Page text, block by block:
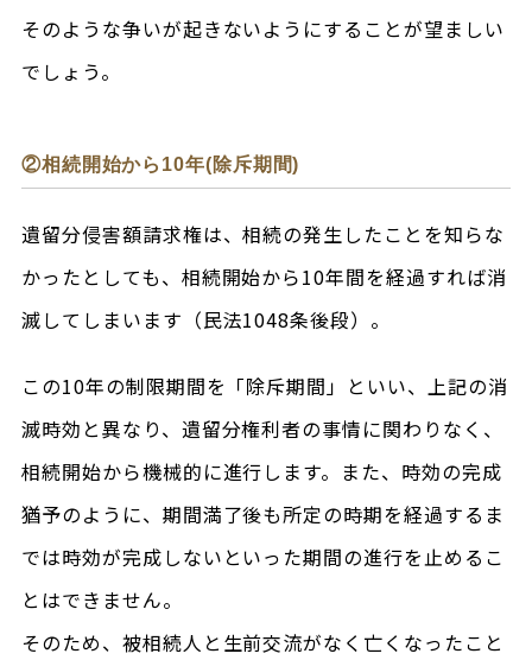
そのような争いが起きないようにすることが望ましい
でしょう。
②相続開始から10年(除斥期間)
遺留分侵害額請求権は、相続の発生したことを知らな
かったとしても、相続開始から10年間を経過すれば消
滅してしまいます（民法1048条後段）。
この10年の制限期間を「除斥期間」といい、上記の消
滅時効と異なり、遺留分権利者の事情に関わりなく、
相続開始から機械的に進行します。また、時効の完成
猶予のように、期間満了後も所定の時期を経過するま
では時効が完成しないといった期間の進行を止めるこ
とはできません。
そのため、被相続人と生前交流がなく亡くなったこと